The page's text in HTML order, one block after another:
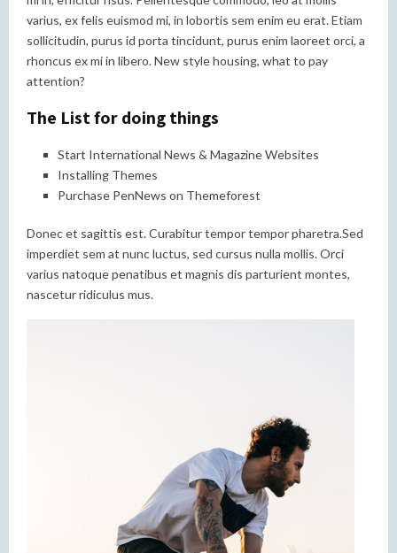
varius, ex felis euismod mi, in lobortis sem enim eu erat. Etiam
sollicitudin, purus id porta tincidunt, purus enim laoreet orci, a
rhoncus ex mi in libero. New style housing, what to pay
attention?
The List for doing things
Start International News & Magazine Websites
Installing Themes
Purchase PenNews on Themeforest
Donec et sagittis est. Curabitur tempor tempor pharetra.Sed
imperdiet sem at nunc luctus, sed cursus nulla mollis. Orci
varius natoque penatibus et magnis dis parturient montes,
nascetur ridiculus mus.